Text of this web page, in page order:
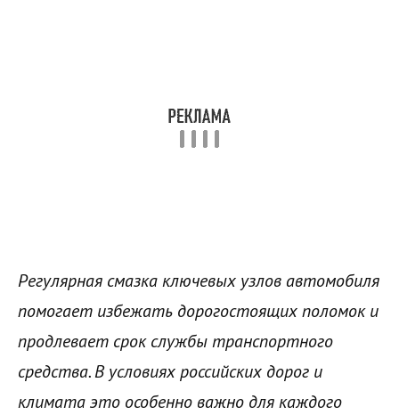
Регулярная смазка ключевых узлов автомобиля
помогает избежать дорогостоящих поломок и
продлевает срок службы транспортного
средства. В условиях российских дорог и
климата это особенно важно для каждого